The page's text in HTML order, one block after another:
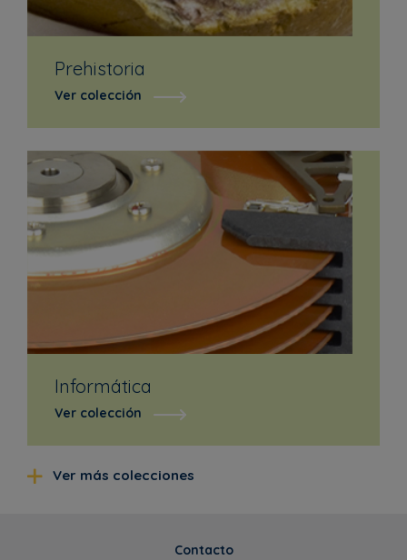
Prehistoria
Ver colección
Informática
Ver colección
Ver más colecciones
Contacto